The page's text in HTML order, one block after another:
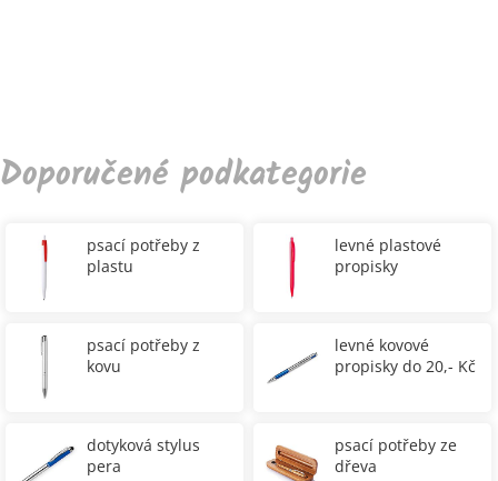
Doporučené podkategorie
psací potřeby z
plastu
levné plastové
propisky
psací potřeby z
kovu
levné kovové
propisky do 20,- Kč
dotyková stylus
pera
psací potřeby ze
dřeva